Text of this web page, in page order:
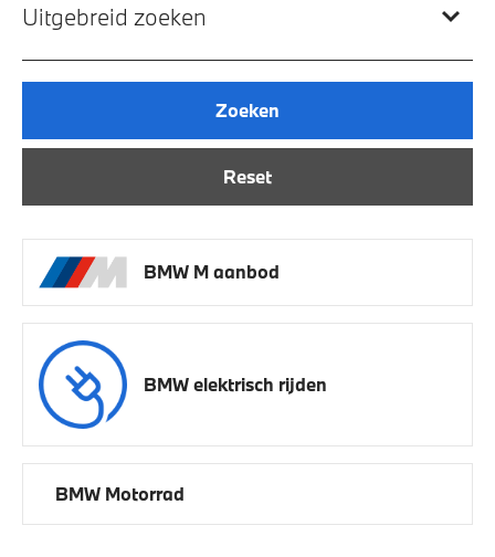
Uitgebreid zoeken
Reset
Zoeken
BMW M aanbod
BMW elektrisch rijden
BMW Motorrad